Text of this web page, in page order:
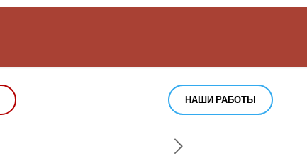
НАШИ РАБОТЫ